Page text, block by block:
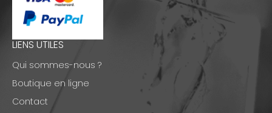
LIENS UTILES
Qui sommes-nous ?
Boutique en ligne
Contact